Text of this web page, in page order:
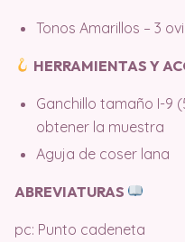
Tonos Amarillos – 3
HERRAMIENTAS Y
Ganchillo tamaño I-9
obtener la muestra
Aguja de coser lana
ABREVIATURAS
pc: Punto cadeneta